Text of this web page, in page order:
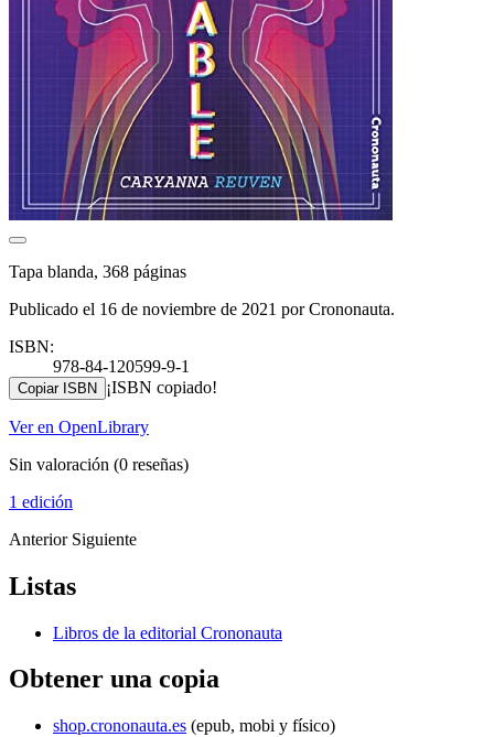
Tapa blanda, 368 páginas
Publicado el 16 de noviembre de 2021 por Crononauta.
ISBN:
978-84-120599-9-1
Copiar ISBN ¡ISBN copiado!
Ver en OpenLibrary
Sin valoración (0 reseñas)
1 edición
Anterior Siguiente
Listas
Libros de la editorial Crononauta
Obtener una copia
shop.crononauta.es (epub, mobi y físico)